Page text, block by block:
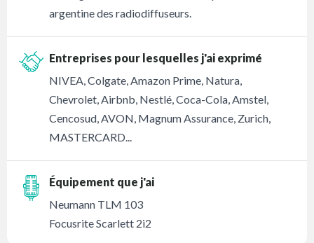
argentine des radiodiffuseurs.
Entreprises pour lesquelles j'ai exprimé
NIVEA, Colgate, Amazon Prime, Natura,
Chevrolet, Airbnb, Nestlé, Coca-Cola, Amstel,
Cencosud, AVON, Magnum Assurance, Zurich,
MASTERCARD...
Équipement que j'ai
Neumann TLM 103
Focusrite Scarlett 2i2